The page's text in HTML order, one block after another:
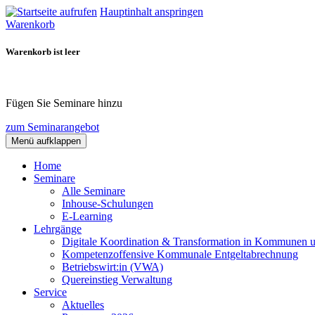
Hauptinhalt anspringen
Warenkorb
Warenkorb ist leer
Fügen Sie Seminare hinzu
zum Seminarangebot
Menü aufklappen
Home
Seminare
Alle Seminare
Inhouse-Schulungen
E-Learning
Lehrgänge
Digitale Koordination & Transformation in Kommunen
Kompetenzoffensive Kommunale Entgeltabrechnung
Betriebswirt:in (VWA)
Quereinstieg Verwaltung
Service
Aktuelles